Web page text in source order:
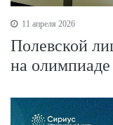
11 апреля 2026
Полевской
на